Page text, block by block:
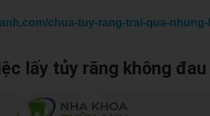
chua-tuy-rang-trai-qua-
lấy tủy răng không đau